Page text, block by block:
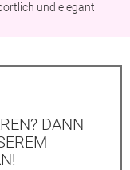
und elegant
DANN